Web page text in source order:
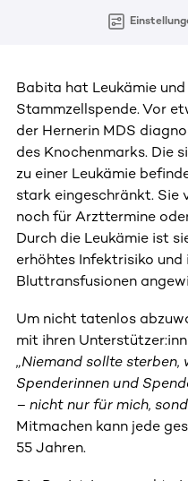
Babita hat Leukämie
Stammzellspende. Vor
der Hernerin MDS
des Knochenmarks. Die
zu einer Leukämie
stark eingeschränkt. Sie
noch für Arzttermine
Durch die Leukämie ist
erhöhtes Infektrisiko
Bluttransfusionen
Um nicht tatenlos
mit ihren
„Niemand sollte sterben,
Spenderinnen und
– nicht nur für mich,
Mitmachen kann jede
55 Jahren.